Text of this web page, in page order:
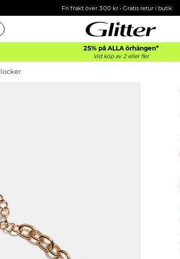
Fri frakt över 300 kr• Gratis retur i butik
25% på ALLA örhängen*
Vid köp av 2 eller fler